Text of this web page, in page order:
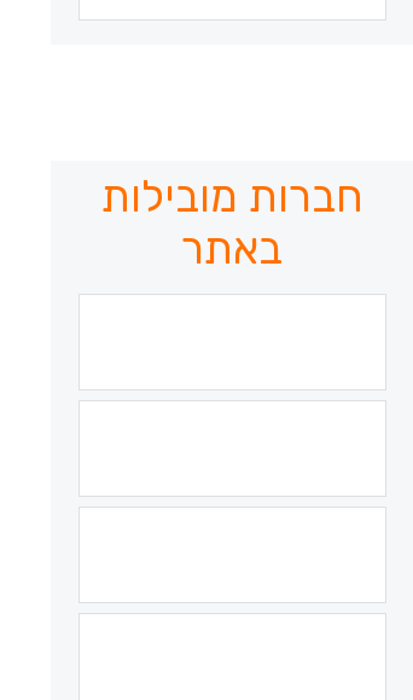
חברות מובילות
באתר